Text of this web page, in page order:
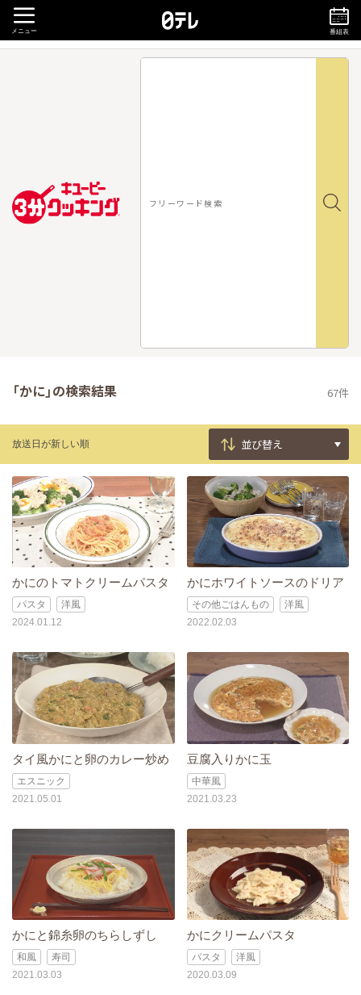
メニュー 番組表
「かに」の検索結果 67件
放送日が新しい順
かにのトマトクリームパスタ
パスタ
洋風
2024.01.12
かにホワイトソースのドリア
その他ごはんもの
洋風
2022.02.03
タイ風かにと卵のカレー炒め
エスニック
2021.05.01
豆腐入りかに玉
中華風
2021.03.23
かにと錦糸卵のちらしずし
和風
寿司
2021.03.03
かにクリームパスタ
パスタ
洋風
2020.03.09